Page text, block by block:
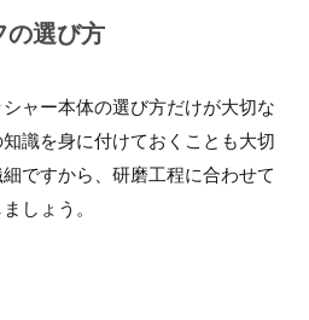
の選び方
ャー本体の選び方だけが大切な
識を身に付けておくことも大切
ですから、研磨工程に合わせて
しょう。